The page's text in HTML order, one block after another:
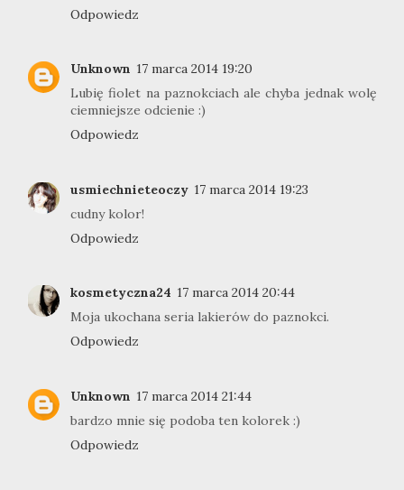
Odpowiedz
Unknown 17 marca 2014 19:20
Lubię fiolet na paznokciach ale chyba jednak wolę
ciemniejsze odcienie :)
Odpowiedz
usmiechnieteoczy 17 marca 2014 19:23
cudny kolor!
Odpowiedz
kosmetyczna24 17 marca 2014 20:44
Moja ukochana seria lakierów do paznokci.
Odpowiedz
Unknown 17 marca 2014 21:44
bardzo mnie się podoba ten kolorek :)
Odpowiedz